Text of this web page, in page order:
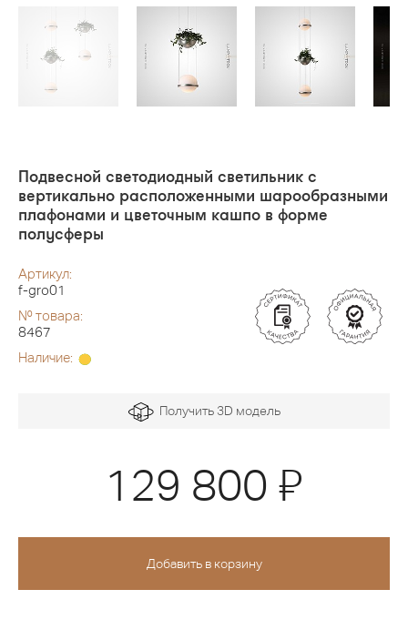
Подвесной светодиодный светильник с
вертикально расположенными шарообразными
плафонами и цветочным кашпо в форме
полусферы
Артикул:
f-gro01
№ товара:
8467
Наличие:
Получить 3D модель
129 800 Я